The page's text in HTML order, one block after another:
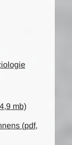
mb)
(pdf,